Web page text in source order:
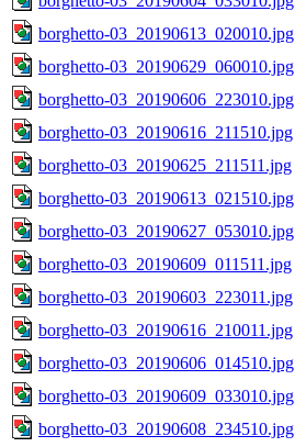
borghetto-03_20190613_020010.jpg
borghetto-03_20190629_060010.jpg
borghetto-03_20190606_223010.jpg
borghetto-03_20190616_211510.jpg
borghetto-03_20190625_211511.jpg
borghetto-03_20190613_021510.jpg
borghetto-03_20190627_053010.jpg
borghetto-03_20190609_011511.jpg
borghetto-03_20190603_223011.jpg
borghetto-03_20190616_210011.jpg
borghetto-03_20190606_014510.jpg
borghetto-03_20190609_033010.jpg
borghetto-03_20190608_234510.jpg